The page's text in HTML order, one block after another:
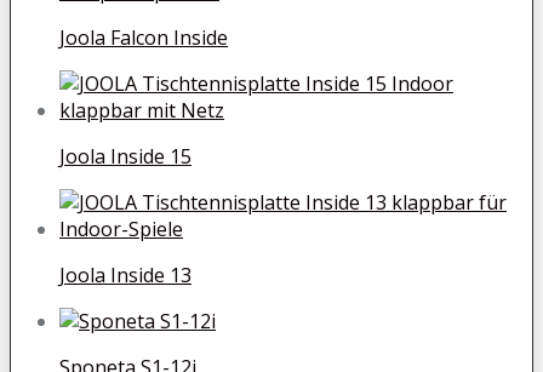
Joola Falcon Inside
Joola Inside 15
Joola Inside 13